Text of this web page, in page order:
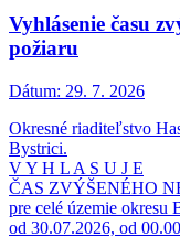
Vyhlásenie času
požiaru
Dátum: 29. 7. 2026
Okresné riaditeľstvo
Bystrici.
V Y H L A S U J E
ČAS ZVÝŠENÉHO
pre celé územie okresu
od 30.07.2026, od